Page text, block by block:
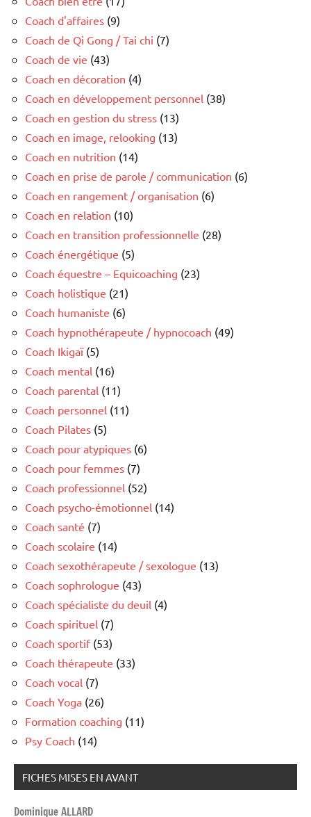
Coach d'affaires (9)
Coach de Qi Gong / Tai chi (7)
Coach de vie (43)
Coach en décoration (4)
Coach en développement personnel (38)
Coach en gestion du stress (13)
Coach en image, relooking (13)
Coach en nutrition (14)
Coach en prise de parole / communication (6)
Coach en rangement / organisation (6)
Coach en relation (10)
Coach en transition professionnelle (28)
Coach énergétique (5)
Coach équestre – Equicoaching (23)
Coach holistique (21)
Coach humaniste (6)
Coach hypnothérapeute / hypnocoach (49)
Coach Ikigaï(5)
Coach mental (16)
Coach parental (11)
Coach personnel (11)
Coach Pilates (5)
Coach pour atypiques (6)
Coach pour femmes (7)
Coach professionnel (52)
Coach psycho-émotionnel (14)
Coach santé (7)
Coach scolaire (14)
Coach sexothérapeute / sexologue (13)
Coach sophrologue (43)
Coach spécialiste du deuil (4)
Coach spirituel (7)
Coach sportif(53)
Coach thérapeute (33)
Coach vocal (7)
Coach Yoga (26)
Formation coaching (11)
Psy Coach (14)
FICHES MISES EN AVANT
Dominique ALLARD